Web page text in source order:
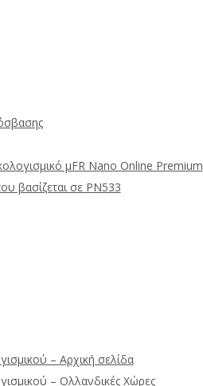
μFR Nano Online Premium
βασίζεται σε PN533
– Αρχική σελίδα
– Ολλανδικές Χώρες